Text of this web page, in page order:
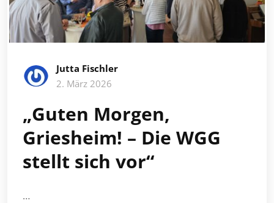
Jutta Fischler
2. März 2026
„Guten Morgen,
Griesheim! – Die WGG
stellt sich vor“
…